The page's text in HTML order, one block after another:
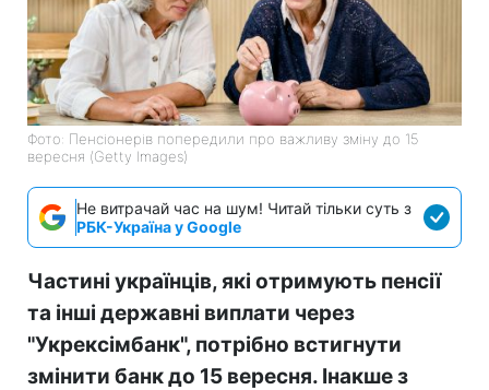
Фото: Пенсіонерів попередили про важливу зміну до 15
вересня (Getty Images)
Не витрачай час на шум! Читай тільки суть з
РБК-Україна у Google
Частині українців, які отримують пенсії
та інші державні виплати через
"Укрексімбанк", потрібно встигнути
змінити банк до 15 вересня. Інакше з